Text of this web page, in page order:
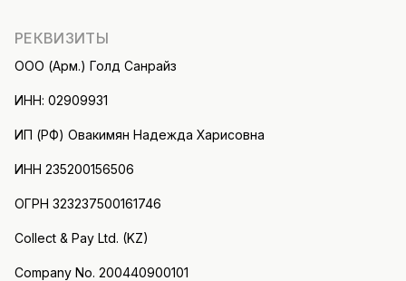
РЕКВИЗИТЫ
ООО (Арм.) Голд Санрайз
ИНН: 02909931
ИП (РФ) Овакимян Надежда Харисовна
ИНН 235200156506
ОГРН 323237500161746
Collect & Pay Ltd. (KZ)
Company No. 200440900101